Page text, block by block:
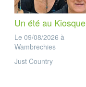
Un été au Kiosque
Le 09/08/2026 à
Wambrechies
Just Country